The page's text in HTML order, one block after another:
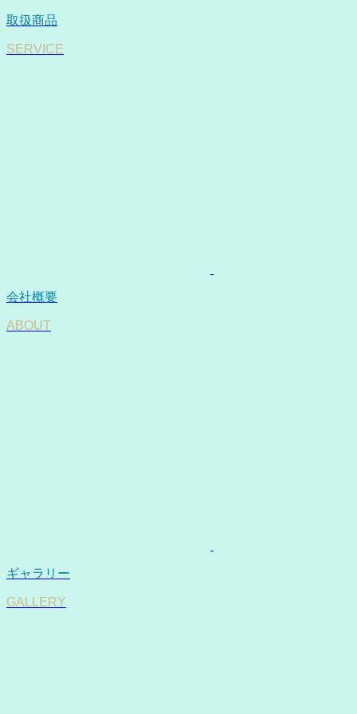
取扱商品
SERVICE
会社概要
ABOUT
ギャラリー
GALLERY